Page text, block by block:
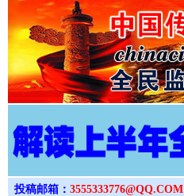
投稿邮箱： 3555333776@QQ.COM